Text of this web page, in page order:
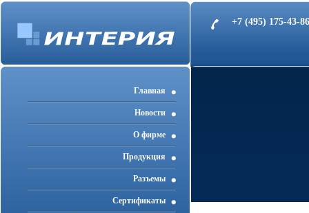
+7 (495) 175-43-
Главная
Новости
О фирме
Продукция
Разъемы
Cертификаты